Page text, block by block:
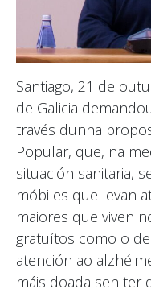
Santiago, 21 de
de Galicia
través dunha
Popular, que, na
situación sanitaria,
móbiles que levan
maiores que viven
gratuítos como o
atención ao
máis doada sen ter